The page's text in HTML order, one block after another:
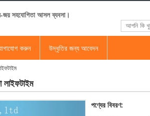
জয় সহযোগিতা আসল ব্যবসা।
করুন উদ্ধৃতির জন্য আবেদন
লাইফটাইম
পণ্যের বিবরণ: